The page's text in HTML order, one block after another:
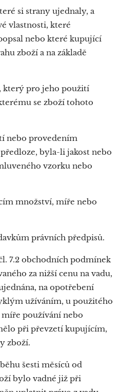
si strany ujednaly, a
vlastnosti, které
nebo které kupující
zboží a na základě
který pro jeho použití
se zboží tohoto
nebo provedením
byla-li jakost nebo
vzorku nebo
množství, míře nebo
právních předpisů.
7.2 obchodních podmínek
za nižší cenu na vadu,
na opotřebení
užíváním, u použitého
používání nebo
při převzetí kupujícím,
zboží.
šesti měsíců od
bylo vadné již při